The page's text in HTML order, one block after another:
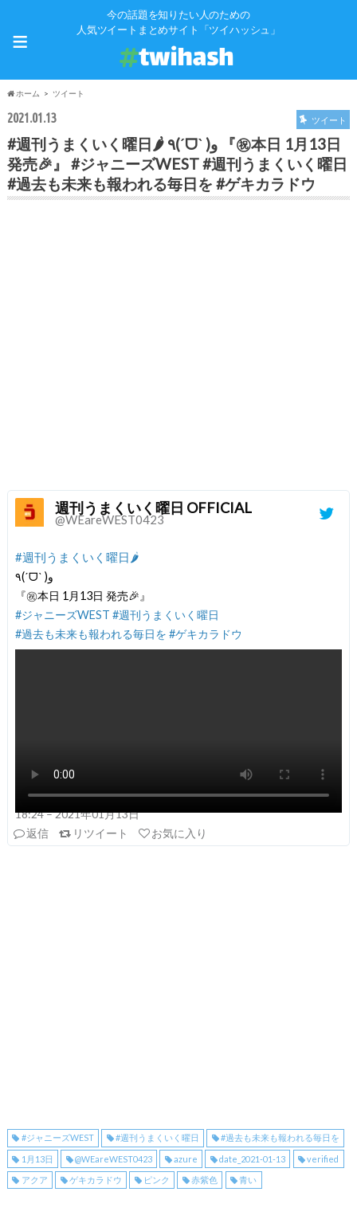
今の話題を知りたい人のための
人気ツイートまとめサイト「ツイハッシュ」
≡
ホーム ツイート
2021.01.13 ツイート
#週刊うまくいく曜日🌶 ٩(ˊᗜˋ )و 『㊗️本日 1月13日
発売🎉』 #ジャニーズWEST #週刊うまくいく曜日
#過去も未来も報われる毎日を #ゲキカラドウ
週刊うまくいく曜日 OFFICIAL
@WEareWEST0423
#週刊うまくいく曜日🌶
٩(ˊᗜˋ )و
『㊗️本日 1月13日 発売🎉』
#ジャニーズWEST #週刊うまくいく曜日
#過去も未来も報われる毎日を #ゲキカラドウ
18:24 – 2021年01月13日
返信
リツイート お気に入り
#ジャニーズWEST #週刊うまくいく曜日 #過去も未来も報われる毎日を
1月13日 @WEareWEST0423 azure date_2021-01-13 verified
アクア ゲキカラドウ ピンク 赤紫色 青い